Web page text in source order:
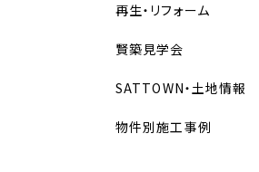
再生・リフォーム
賢築見学会
SATTOWN・土地情報
物件別施工事例